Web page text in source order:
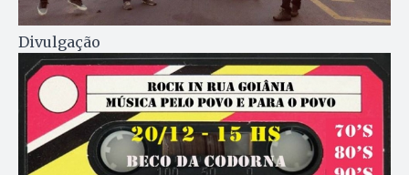
Divulgação